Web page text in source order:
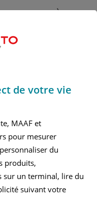
Rechercher À propos
auto MAAF
de votre vie
MAAF et
pour mesurer
du
produits,
sur un terminal, lire du
suivant votre